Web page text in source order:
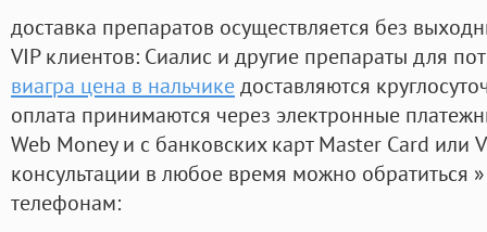
доставка препаратов осуществляется без
VIP клиентов: Сиалис и другие препараты для
виагра цена в нальчикедоставляются
оплата принимаются через электронные
Web Money и с банковских карт Master Card или
консультации в любое время можно обратиться
телефонам: